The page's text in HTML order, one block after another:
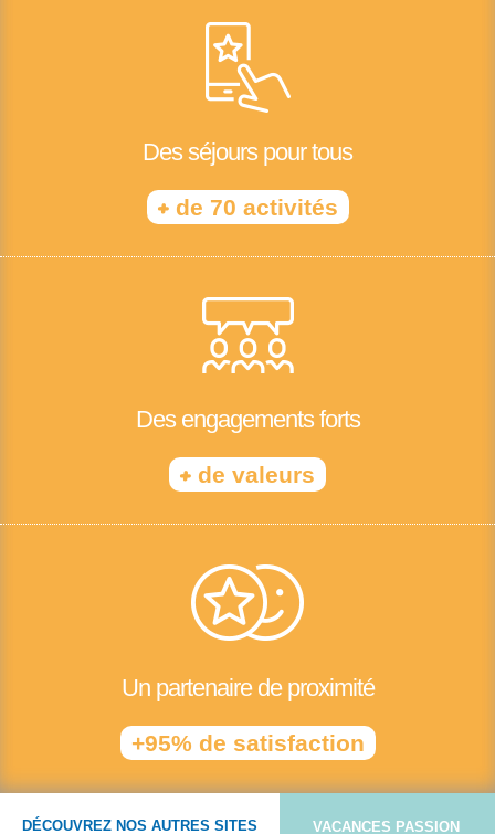
Des séjours pour tous
+de 70 activités
Des engagements forts
+ de valeurs
Un partenaire de proximité
+95% de satisfaction
DÉCOUVREZ NOS AUTRES SITES VACANCES PASSION